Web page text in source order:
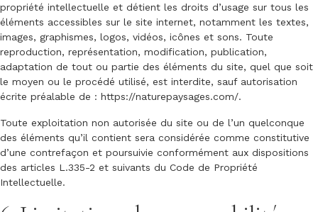
propriété intellectuelle et détient les droits d’usage sur tous les
éléments accessibles sur le site internet, notamment les textes,
images, graphismes, logos, vidéos, icônes et sons. Toute
reproduction, représentation, modification, publication,
adaptation de tout ou partie des éléments du site, quel que soit
le moyen ou le procédé utilisé, est interdite, sauf autorisation
écrite préalable de : https://naturepaysages.com/.
Toute exploitation non autorisée du site ou de l’un quelconque
des éléments qu’il contient sera considérée comme constitutive
d’une contrefaçon et poursuivie conformément aux dispositions
des articles L.335-2 et suivants du Code de Propriété
Intellectuelle.